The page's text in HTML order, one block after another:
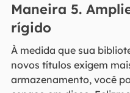
Maneira 5.
rígido
À medida que sua
novos títulos exigem
armazenamento, você